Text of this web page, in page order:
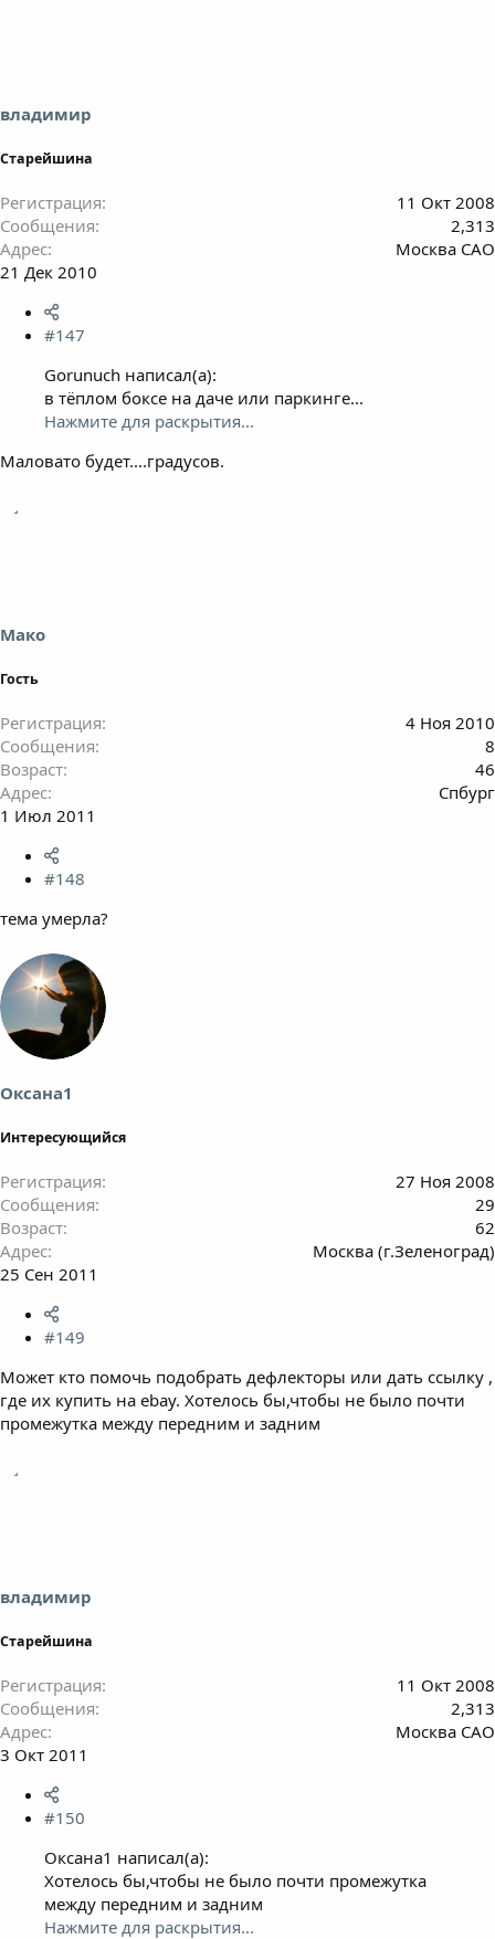
владимир
Старейшина
Регистрация
11 Окт 2008
Сообщения
2,313
Адрес
Москва САО
21 Дек 2010
#147
Gorunuch написал(а):
в тёплом боксе на даче или паркинге...
Нажмите для раскрытия...
Маловато будет....градусов.
Мако
Гость
Регистрация
4 Ноя 2010
Сообщения
8
Возраст
46
Адрес
Спбург
1 Июл 2011
#148
тема умерла?
Оксана1
Интересующийся
Регистрация
27 Ноя 2008
Сообщения
29
Возраст
62
Адрес
Москва (г.Зеленоград)
25 Сен 2011
#149
Может кто помочь подобрать дефлекторы или дать ссылку ,
где их купить на ebay. Хотелось бы,чтобы не было почти
промежутка между передним и задним
владимир
Старейшина
Регистрация
11 Окт 2008
Сообщения
2,313
Адрес
Москва САО
3 Окт 2011
#150
Оксана1 написал(а):
Хотелось бы,чтобы не было почти промежутка
между передним и задним
Нажмите для раскрытия...